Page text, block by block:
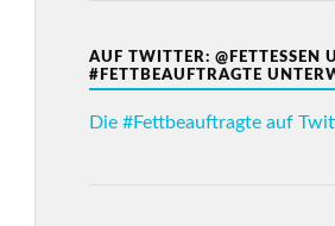
AUF TWITTER: @FETTESSEN
#FETTBEAUFTRAGTE
Die #Fettbeauftragte auf